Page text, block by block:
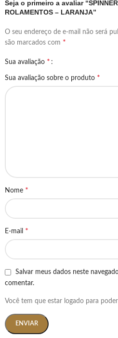
Seja o primeiro a avaliar
ROLAMENTOS – LARANJA”
O seu endereço de e-mail não será
são marcados com *
Sua avaliação *
Sua avaliação sobre o produto *
Nome *
E-mail *
Salvar meus dados neste
comentar.
Você tem que estar logado para